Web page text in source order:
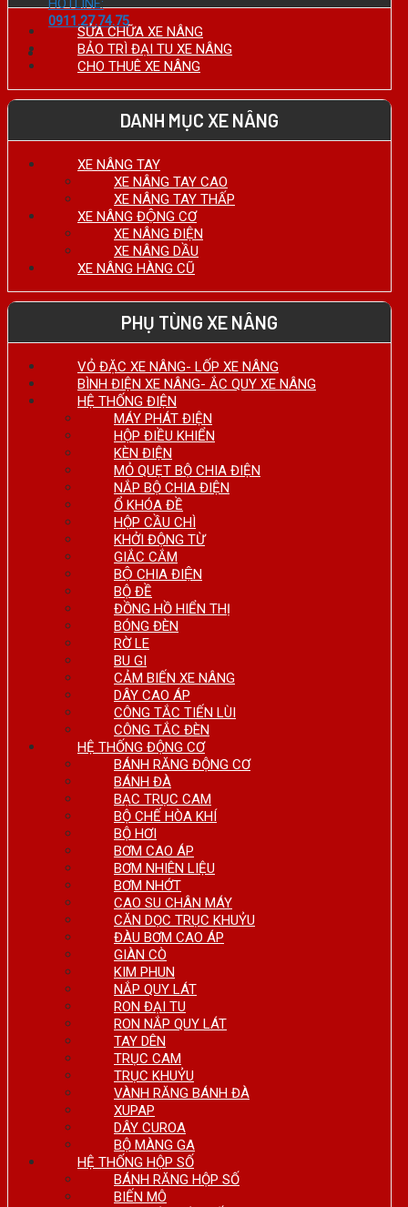
HOTLINE:
0911.27.74.75
SỬA CHỮA XE NÂNG
BẢO TRÌ ĐẠI TU XE NÂNG
CHO THUÊ XE NÂNG
DANH MỤC XE NÂNG
XE NÂNG TAY
XE NÂNG TAY CAO
XE NÂNG TAY THẤP
XE NÂNG ĐỘNG CƠ
XE NÂNG ĐIỆN
XE NÂNG DẦU
XE NÂNG HÀNG CŨ
PHỤ TÙNG XE NÂNG
VỎ ĐẶC XE NÂNG- LỐP XE NÂNG
BÌNH ĐIỆN XE NÂNG- ẮC QUY XE NÂNG
HỆ THỐNG ĐIỆN
MÁY PHÁT ĐIỆN
HỘP ĐIỀU KHIỂN
KÈN ĐIỆN
MỎ QUẸT BỘ CHIA ĐIỆN
NẮP BỘ CHIA ĐIỆN
Ổ KHÓA ĐỀ
HỘP CẦU CHÌ
KHỞI ĐỘNG TỪ
GIẮC CẮM
BỘ CHIA ĐIỆN
BỘ ĐỀ
ĐỒNG HỒ HIỂN THỊ
BÓNG ĐÈN
RỜ LE
BU GI
CẢM BIẾN XE NÂNG
DÂY CAO ÁP
CÔNG TẮC TIẾN LÙI
CÔNG TẮC ĐÈN
HỆ THỐNG ĐỘNG CƠ
BÁNH RĂNG ĐỘNG CƠ
BÁNH ĐÀ
BẠC TRỤC CAM
BỘ CHẾ HÒA KHÍ
BỘ HƠI
BƠM CAO ÁP
BƠM NHIÊN LIỆU
BƠM NHỚT
CAO SU CHÂN MÁY
CĂN DỌC TRỤC KHUỶU
ĐÀU BƠM CAO ÁP
GIÀN CÒ
KIM PHUN
NẮP QUY LÁT
RON ĐẠI TU
RON NẮP QUY LÁT
TAY DÊN
TRỤC CAM
TRỤC KHUỶU
VÀNH RĂNG BÁNH ĐÀ
XUPAP
DÂY CUROA
BỘ MÀNG GA
HỆ THỐNG HỘP SỐ
BÁNH RĂNG HỘP SỐ
BIẾN MÔ